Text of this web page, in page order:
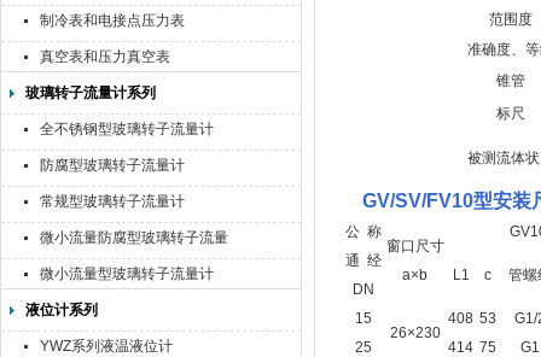
制冷表和电接点压力表
真空表和压力真空表
玻璃转子流量计系列
全不锈钢型玻璃转子流量计
防腐型玻璃转子流量计
常规型玻璃转子流量计
微小流量防腐型玻璃转子流量
计
微小流量型玻璃转子流量计
液位计系列
YWZ系列液温液位计
范围度
准确度、
锥管
标尺
被测流体
GV/SV/FV10型安装
公 称
通 经
DN
窗口尺寸
a×b
L1 c 管螺
15
26×230
408 53
G1/
25
414 75
G1